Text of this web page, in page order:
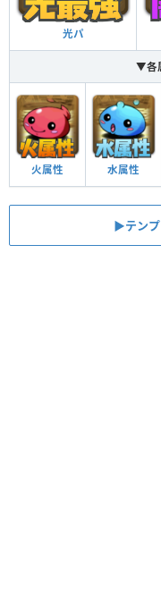
光パ
▼各
火属性 水属性
▶︎テンプ